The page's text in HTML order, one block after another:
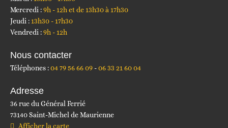
Mercredi :9h - 12h et de 13h30 à 17h30
Jeudi : 13h30 - 17h30
Vendredi :9h - 12h
Nous contacter
Téléphones :04 79 56 66 09 06 33 21 60 04
Adresse
36 rue du Général Ferrié
73140 Saint-Michel de Maurienne
Afficher la carte